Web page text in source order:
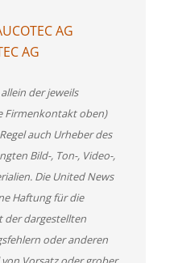
AG
AG
der jeweils
Firmenkontakt oben)
auch Urheber des
Bild-, Ton-, Video-,
Die United News
Haftung für die
der dargestellten
oder anderen